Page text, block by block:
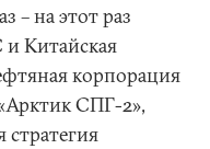
– на этот раз
и Китайская
корпорация
СПГ-2»,
стратегия